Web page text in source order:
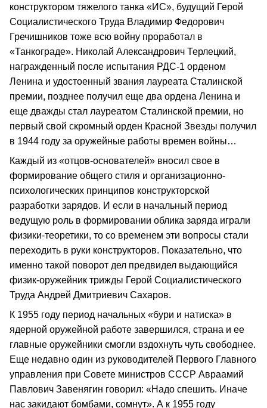
конструктором тяжелого танка «ИС», будущий Герой
Социалистического Труда Владимир Федорович
Гречишников тоже всю войну проработал в
«Танкограде». Николай Александрович Терлецкий,
награжденный после испытания РДС-1 орденом
Ленина и удостоенный звания лауреата Сталинской
премии, позднее получил еще два ордена Ленина и
еще дважды стал лауреатом Сталинской премии, но
первый свой скромный орден Красной Звезды получил
в 1944 году за оружейные работы времен войны…
Каждый из «отцов-основателей» вносил свое в
формирование общего стиля и организационно-
психологических принципов конструкторской
разработки зарядов. И если в начальный период
ведущую роль в формировании облика заряда играли
физики-теоретики, то со временем эти вопросы стали
переходить в руки конструкторов. Показательно, что
именно такой поворот дел предвидел выдающийся
физик-оружейник трижды Герой Социалистического
Труда Андрей Дмитриевич Сахаров.
К 1955 году период начальных «бури и натиска» в
ядерной оружейной работе завершился, страна и ее
главные оружейники смогли вздохнуть чуть свободнее.
Еще недавно один из руководителей Первого Главного
управления при Совете министров СССР Авраамий
Павлович Завенягин говорил: «Надо спешить. Иначе
нас закидают бомбами, сомнут». А к 1955 году